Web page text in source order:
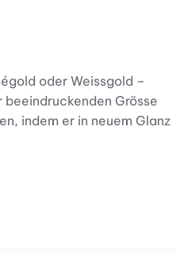
oder Weissgold –
Grösse
indem er in neuem Glanz
sodass dein